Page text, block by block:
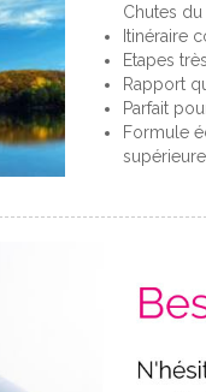
Chutes du
Itinéraire
Etapes
Rapport
Parfait
Formule
supérieure